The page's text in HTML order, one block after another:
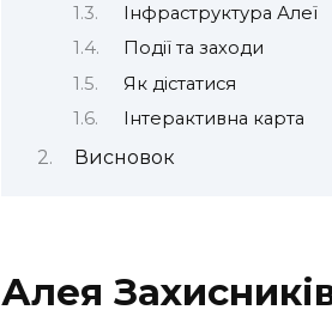
Інфраструктура Алеї
Події та заходи
Як дістатися
Інтерактивна карта
Висновок
Алея